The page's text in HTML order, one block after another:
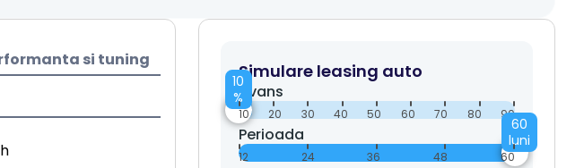
si tuning
Simulare leasing auto
Avans
10
%
10 20 30 40 50 60 70 80 90
Perioada
60
luni
12 24 36 48 60